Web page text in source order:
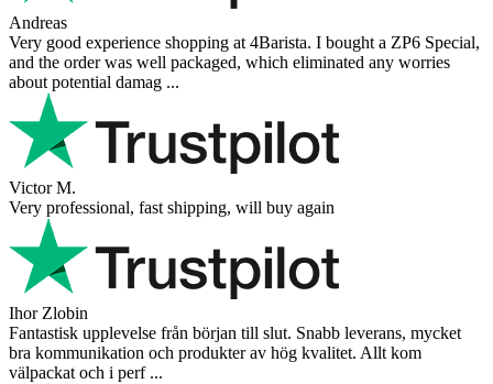
Andreas
Very good experience shopping at 4Barista. I bought a ZP6 Special,
and the order was well packaged, which eliminated any worries
about potential damag ...
Victor M.
Very professional, fast shipping, will buy again
Ihor Zlobin
Fantastisk upplevelse från början till slut. Snabb leverans, mycket
bra kommunikation och produkter av hög kvalitet. Allt kom
välpackat och i perf ...